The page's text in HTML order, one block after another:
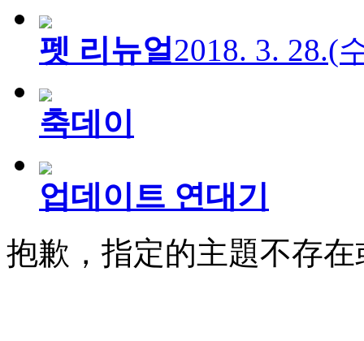
펫 리뉴얼2018. 3. 28.(
축데이
업데이트 연대기
抱歉，指定的主題不存